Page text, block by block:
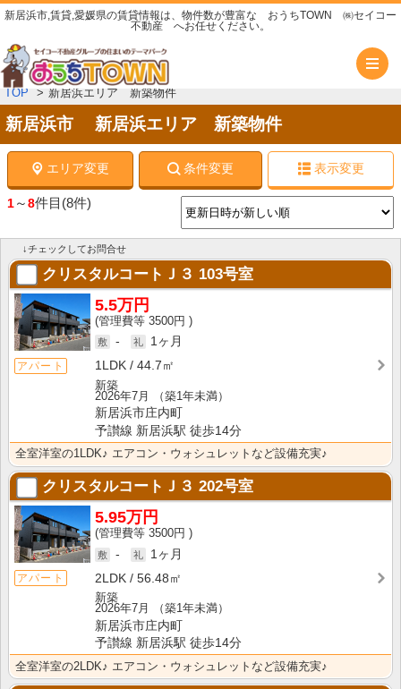
新居浜市,賃貸,愛媛県の賃貸情報は、物件数が豊富な おうちTOWN ㈱セイコー
不動産 へお任せください。
TOP 新居浜エリア 新築物件
新居浜市 新居浜エリア 新築物件
エリア変更 条件変更 表示変更
1～8件目 (8件)
↓チェックしてお問合せ
クリスタルコートＪ３ 103号室
アパート
5.5万円
3500円
-
1ヶ月
1LDK
44.7㎡
新築
2026年7月
（築1年未満）
新居浜市庄内町
予讃線 新居浜駅 徒歩14分
全室洋室の1LDK♪ エアコン・ウォシュレットなど設備充実♪
クリスタルコートＪ３ 202号室
アパート
5.95万円
3500円
-
1ヶ月
2LDK
56.48㎡
新築
2026年7月
（築1年未満）
新居浜市庄内町
予讃線 新居浜駅 徒歩14分
全室洋室の2LDK♪ エアコン・ウォシュレットなど設備充実♪